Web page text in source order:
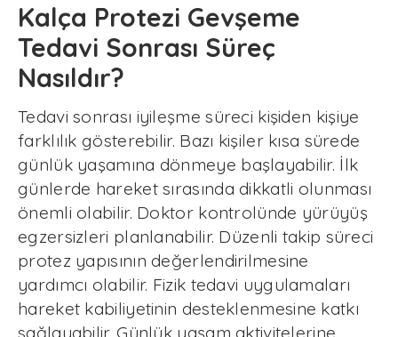
Kalça Protezi Gevşeme
Tedavi Sonrası Süreç
Nasıldır?
Tedavi sonrası iyileşme süreci kişiden kişiye
farklılık gösterebilir. Bazı kişiler kısa sürede
günlük yaşamına dönmeye başlayabilir. İlk
günlerde hareket sırasında dikkatli olunması
önemli olabilir. Doktor kontrolünde yürüyüş
egzersizleri planlanabilir. Düzenli takip süreci
protez yapısının değerlendirilmesine
yardımcı olabilir. Fizik tedavi uygulamaları
hareket kabiliyetinin desteklenmesine katkı
sağlayabilir. Günlük yaşam aktivitelerine